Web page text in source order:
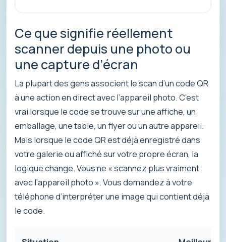
Ce que signifie réellement
scanner depuis une photo ou
une capture d’écran
La plupart des gens associent le scan d’un code QR
à une action en direct avec l’appareil photo. C’est
vrai lorsque le code se trouve sur une affiche, un
emballage, une table, un flyer ou un autre appareil.
Mais lorsque le code QR est déjà enregistré dans
votre galerie ou affiché sur votre propre écran, la
logique change. Vous ne « scannez plus vraiment
avec l’appareil photo ». Vous demandez à votre
téléphone d’interpréter une image qui contient déjà
le code.